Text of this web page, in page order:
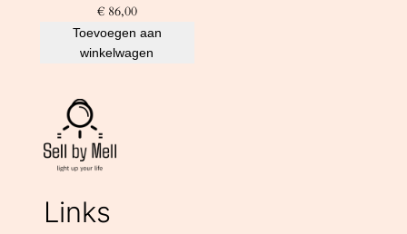
€86,00
Toevoegen aan
winkelwagen
Links